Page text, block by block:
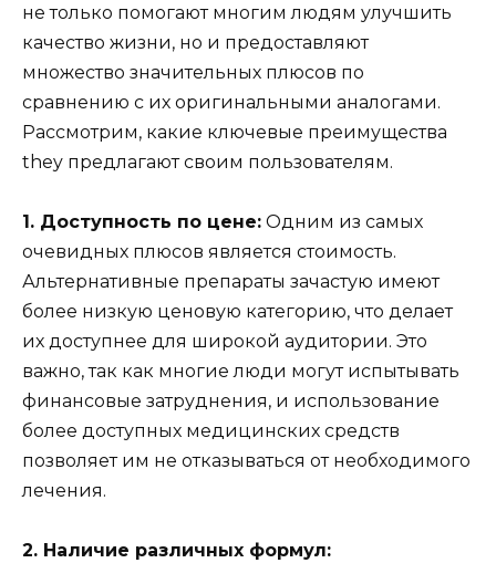
не только помогают многим людям улучшить
качество жизни, но и предоставляют
множество значительных плюсов по
сравнению с их оригинальными аналогами.
Рассмотрим, какие ключевые преимущества
they предлагают своим пользователям.
1. Доступность по цене: Одним из самых
очевидных плюсов является стоимость.
Альтернативные препараты зачастую имеют
более низкую ценовую категорию, что делает
их доступнее для широкой аудитории. Это
важно, так как многие люди могут испытывать
финансовые затруднения, и использование
более доступных медицинских средств
позволяет им не отказываться от необходимого
лечения.
2. Наличие различных формул: